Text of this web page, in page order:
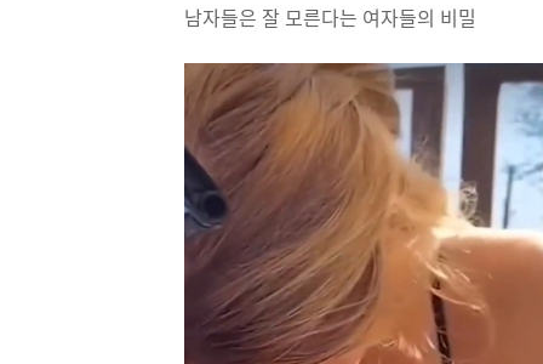
남자들은 잘 모른다는 여자들의 비밀